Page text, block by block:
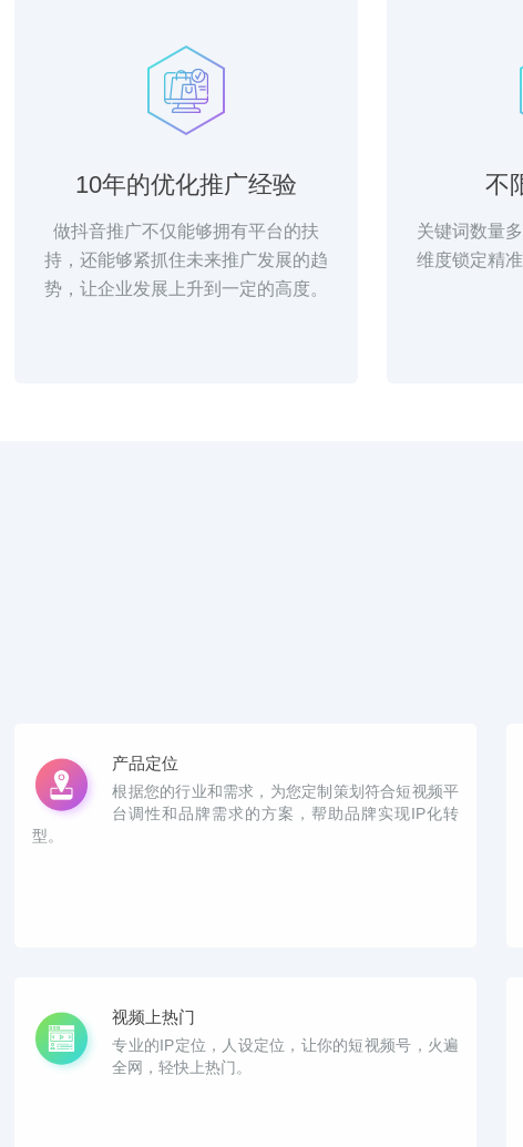
10年的优化推广经验
做抖音推广不仅能够拥有平台的扶
持，还能够紧抓住未来推广发展的趋
势，让企业发展上升到一定的高度。
不
关键词数量
维度锁定精
产品定位
根据您的行业和需求，为您定制策划符合短视频平
台调性和品牌需求的方案，帮助品牌实现IP化转
型。
视频上热门
专业的IP定位，人设定位，让你的短视频号，火遍
全网，轻快上热门。